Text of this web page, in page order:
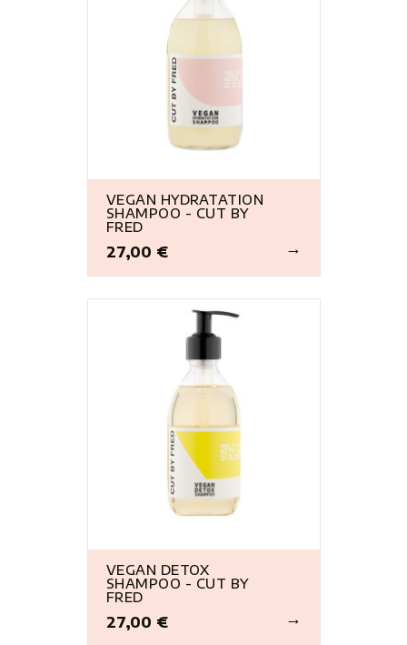
VEGAN HYDRATATION
SHAMPOO - CUT BY
FRED
Prix
27,00 €
VEGAN DETOX
SHAMPOO - CUT BY
FRED
Prix
27,00 €